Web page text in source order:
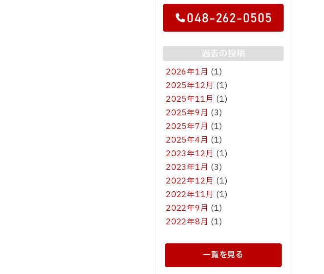
過去の投稿
2026年1月 (1)
2025年12月 (1)
2025年11月 (1)
2025年9月 (3)
2025年7月 (1)
2025年4月 (1)
2023年12月 (1)
2023年1月 (3)
2022年12月 (1)
2022年11月 (1)
2022年9月 (1)
2022年8月 (1)
一覧を見る